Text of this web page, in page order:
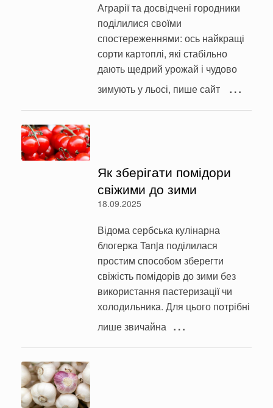
Аграрії та досвідчені городники
поділилися своїми
спостереженнями: ось найкращі
сорти картоплі, які стабільно
дають щедрий урожай і чудово
зимують у льосі, пише сайт
…
Як зберігати помідори
свіжими до зими
18.09.2025
Відома сербська кулінарна
блогерка Tanja поділилася
простим способом зберегти
свіжість помідорів до зими без
використання пастеризації чи
холодильника. Для цього потрібні
лише звичайна …